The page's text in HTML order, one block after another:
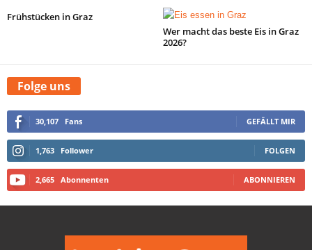
Frühstücken in Graz
Wer macht das beste Eis in Graz
2026?
Folge uns
30,107 Fans GEFÄLLT MIR
1,763 Follower FOLGEN
2,665 Abonnenten ABONNIEREN